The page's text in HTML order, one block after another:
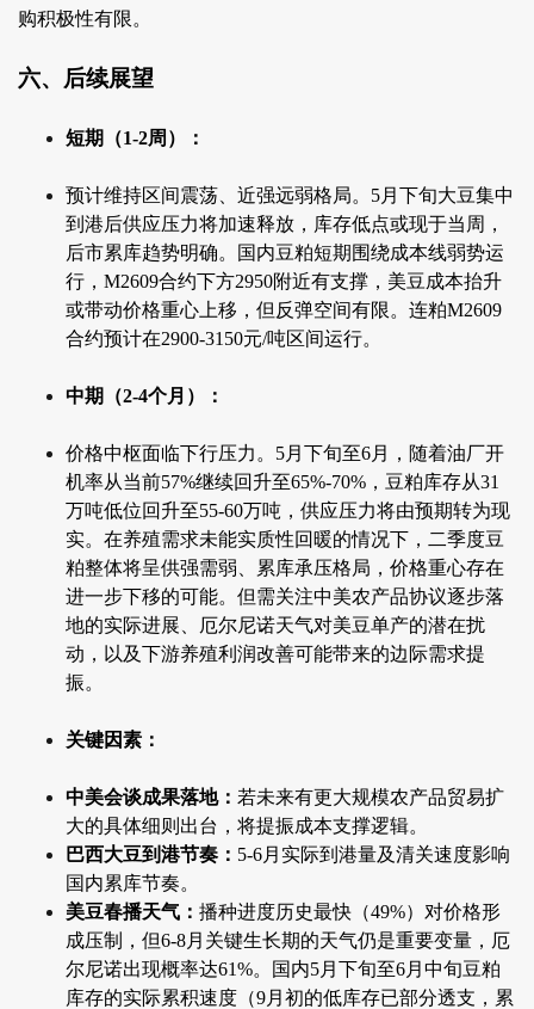
购积极性有限。
六、后续展望
短期（1-2周）：
预计维持区间震荡、近强远弱格局。5月下旬大豆集中
到港后供应压力将加速释放，库存低点或现于当周，
后市累库趋势明确。国内豆粕短期围绕成本线弱势运
行，M2609合约下方2950附近有支撑，美豆成本抬升
或带动价格重心上移，但反弹空间有限。连粕M2609
合约预计在2900-3150元/吨区间运行。
中期（2-4个月）：
价格中枢面临下行压力。5月下旬至6月，随着油厂开
机率从当前57%继续回升至65%-70%，豆粕库存从31
万吨低位回升至55-60万吨，供应压力将由预期转为现
实。在养殖需求未能实质性回暖的情况下，二季度豆
粕整体将呈供强需弱、累库承压格局，价格重心存在
进一步下移的可能。但需关注中美农产品协议逐步落
地的实际进展、厄尔尼诺天气对美豆单产的潜在扰
动，以及下游养殖利润改善可能带来的边际需求提
振。
关键因素：
中美会谈成果落地： 若未来有更大规模农产品贸易扩
大的具体细则出台，将提振成本支撑逻辑。
巴西大豆到港节奏： 5-6月实际到港量及清关速度影响
国内累库节奏。
美豆春播天气： 播种进度历史最快（49%）对价格形
成压制，但6-8月关键生长期的天气仍是重要变量，厄
尔尼诺出现概率达61%。国内5月下旬至6月中旬豆粕
库存的实际累积速度（9月初的低库存已部分透支，累